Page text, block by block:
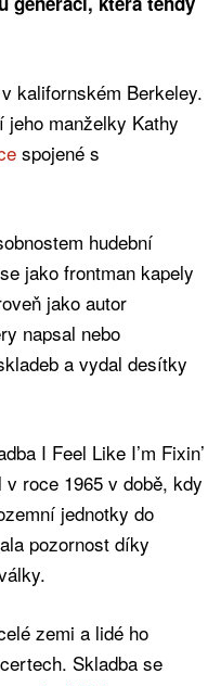
kalifornském Berkeley.
jeho manželky Kathy
spojené s
hudební
jako frontman kapely
jako autor
napsal nebo
a vydal desítky
I Feel Like I’m Fixin’
roce 1965 v době, kdy
jednotky do
pozornost díky
zemi a lidé ho
Skladba se